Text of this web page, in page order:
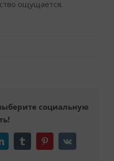
ощущается.
социальную
TumblrPinterest
Vk